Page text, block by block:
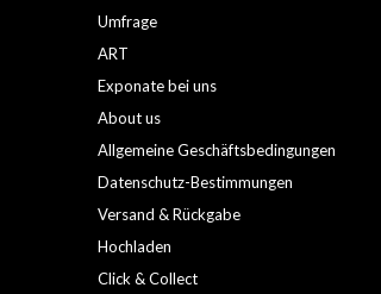
Umfrage
ART
Exponate bei uns
About us
Allgemeine Geschäftsbedingungen
Datenschutz-Bestimmungen
Versand & Rückgabe
Hochladen
Click & Collect